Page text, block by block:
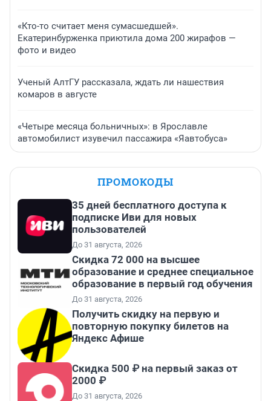
«Кто-то считает меня сумасшедшей».
Екатеринбурженка приютила дома 200 жирафов —
фото и видео
Ученый АлтГУ рассказала, ждать ли нашествия
комаров в августе
«Четыре месяца больничных»: в Ярославле
автомобилист изувечил пассажира «Яавтобуса»
ПРОМОКОДЫ
35 дней бесплатного доступа к
подписке Иви для новых
пользователей
До 31 августа, 2026
Скидка 72 000 на высшее
образование и среднее специальное
образование в первый год обучения
До 31 августа, 2026
Получить скидку на первую и
повторную покупку билетов на
Яндекс Афише
Скидка 500 ₽ на первый заказ от
2000 ₽
До 31 августа, 2026